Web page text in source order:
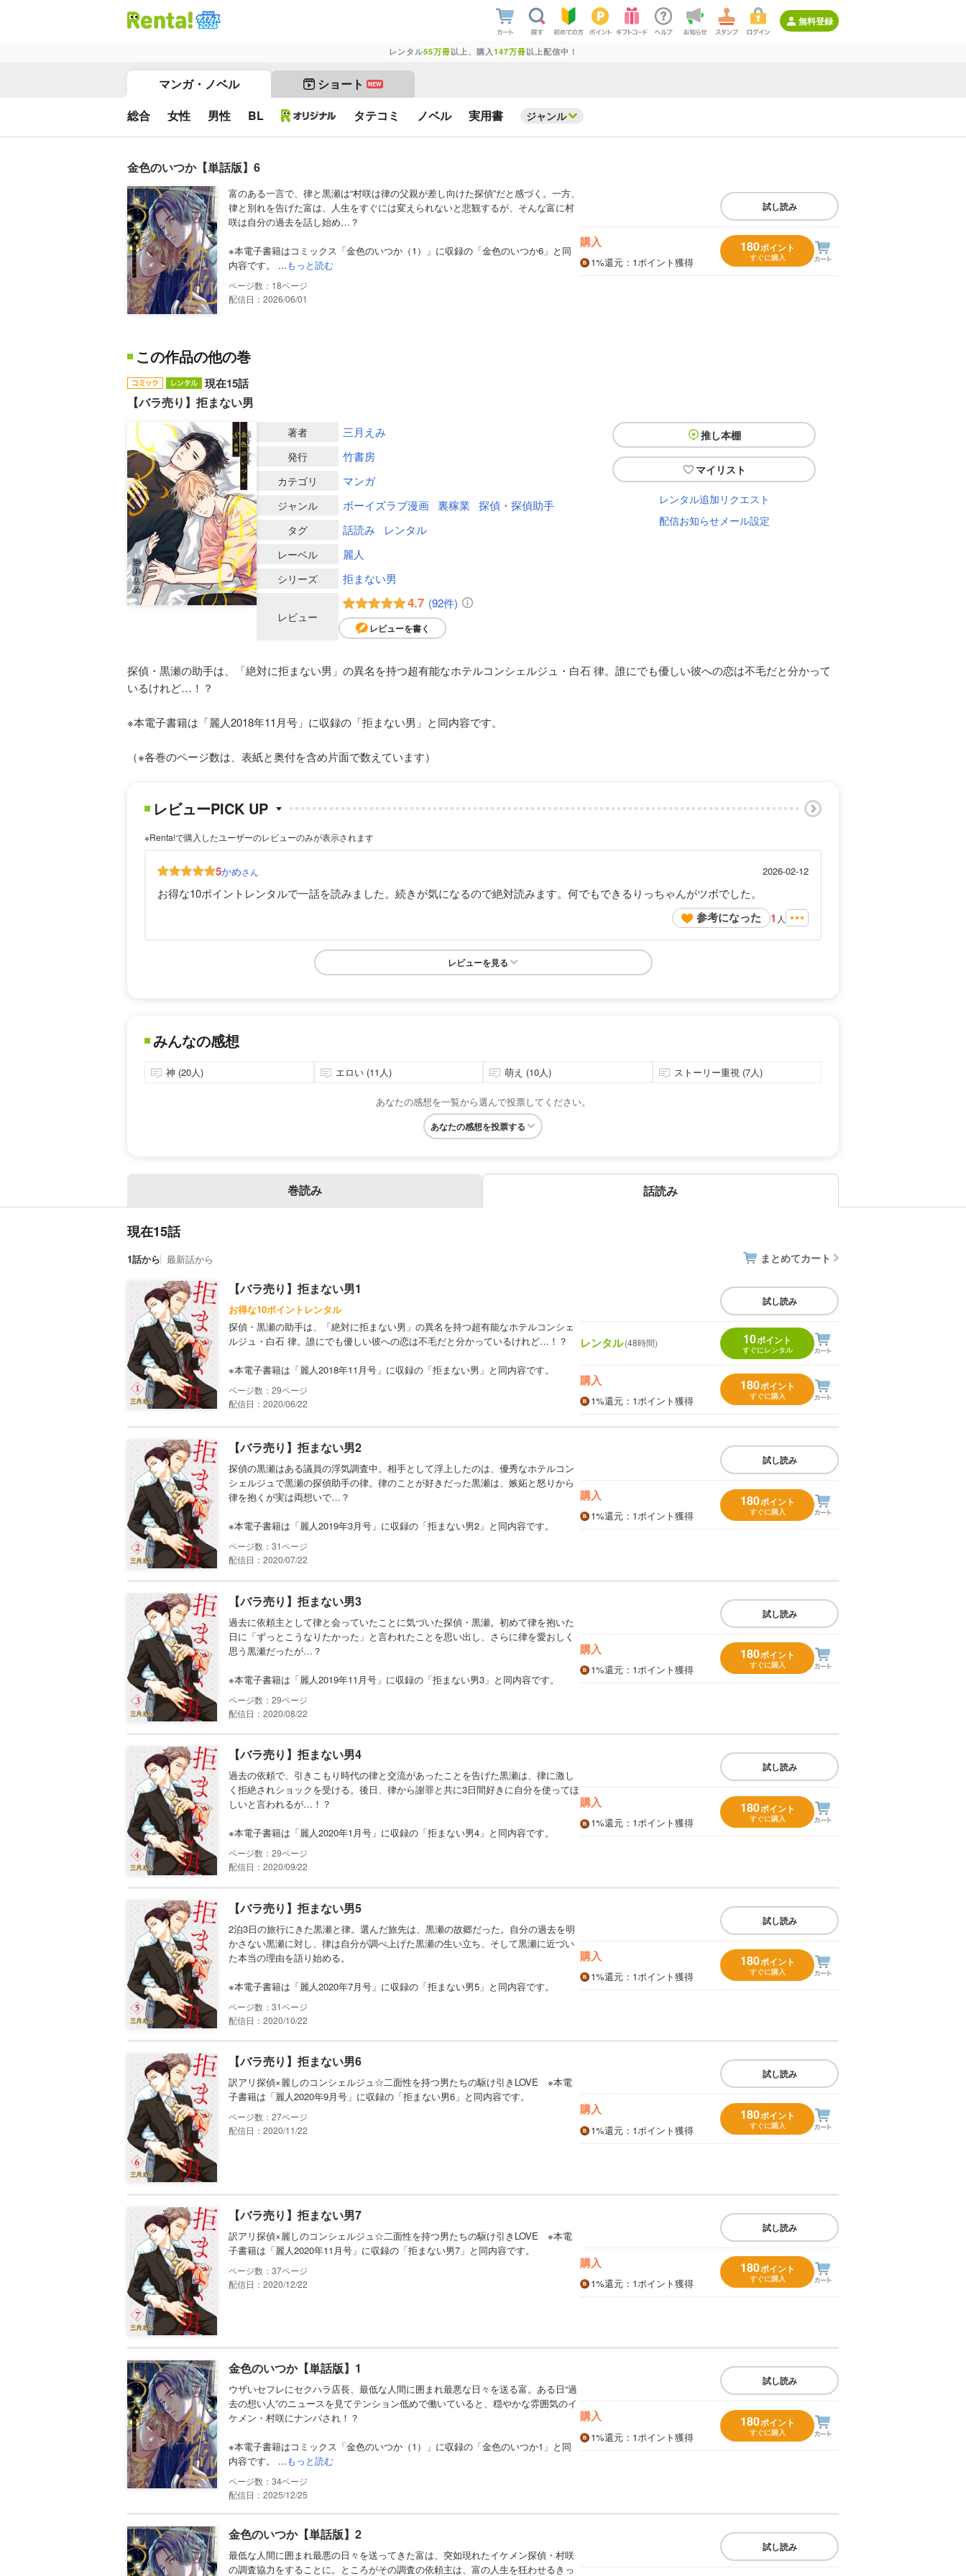
無料登録
レンタル55万冊以上、購入 147万冊以上配信中！
マンガ・ノベル ショート NEW
総合 女性 男性 BL タテコミ ノベル 実用書 ジャンル
金色のいつか【単話版】6
富のある一言で、律と黒瀬は“村咲は律の父親が差し向けた探偵”だと感づく。一方、
律と別れを告げた富は、人生をすぐには変えられないと悲観するが、そんな富に村
咲は自分の過去を話し始め…？
※本電子書籍はコミックス「金色のいつか（1）」に収録の「金色のいつか6」と同
内容です。 ...もっと読む
18
配信日：2026/06/01
試し読み
購入
1%還元 ：1ポイント獲得
180ポイント
すぐに購入
この作品の他の巻
現在15話
【バラ売り】拒まない男
推し本棚
マイリスト
レンタル追加リクエスト
配信お知らせメール設定
著者 三月えみ
発行 竹書房
カテゴリ マンガ
ジャンル ボーイズラブ漫画 裏稼業 探偵・探偵助手
タグ 話読み レンタル
レーベル 麗人
シリーズ 拒まない男
レビュー
4.7 (92件)
レビューを書く
探偵・黒瀬の助手は、「絶対に拒まない男」の異名を持つ超有能なホテルコンシェルジュ・白石 律。誰にでも優しい彼への恋は不毛だと分かって
いるけれど…！？
※本電子書籍は「麗人2018年11月号」に収録の「拒まない男」と同内容です。
（※各巻のページ数は、表紙と奥付を含め片面で数えています）
レビューPICK UP
※Renta!で購入したユーザーのレビューのみが表示されます
5かめさん 2026-02-12
お得な10ポイントレンタルで一話を読みました。続きが気になるので絶対読みます。何でもできるりっちゃんがツボでした。
参考になった 1 人
レビューを見る
みんなの感想
神 (20人) エロい (11人) 萌え (10人) ストーリー重視 (7人)
あなたの感想を一覧から選んで投票してください。
あなたの感想を投票する
巻読み 話読み
現在15話
1話から 最新話から まとめてカート
【バラ売り】拒まない男1
お得な10ポイントレンタル
探偵・黒瀬の助手は、「絶対に拒まない男」の異名を持つ超有能なホテルコンシェ
ルジュ・白石 律。誰にでも優しい彼への恋は不毛だと分かっているけれど…！？
※本電子書籍は「麗人2018年11月号」に収録の「拒まない男」と同内容です。
29
配信日：2020/06/22
試し読み
レンタル(48時間) 10ポイント
すぐにレンタル
購入
1%還元 ：1ポイント獲得
180ポイント
すぐに購入
【バラ売り】拒まない男2
探偵の黒瀬はある議員の浮気調査中。相手として浮上したのは、優秀なホテルコン
シェルジュで黒瀬の探偵助手の律。律のことが好きだった黒瀬は、嫉妬と怒りから
律を抱くが実は両想いで…？
※本電子書籍は「麗人2019年3月号」に収録の「拒まない男2」と同内容です。
31
配信日：2020/07/22
試し読み
購入
1%還元 ：1ポイント獲得
180ポイント
すぐに購入
【バラ売り】拒まない男3
過去に依頼主として律と会っていたことに気づいた探偵・黒瀬。初めて律を抱いた
日に「ずっとこうなりたかった」と言われたことを思い出し、さらに律を愛おしく
思う黒瀬だったが…？
※本電子書籍は「麗人2019年11月号」に収録の「拒まない男3」と同内容です。
29
配信日：2020/08/22
試し読み
購入
1%還元 ：1ポイント獲得
180ポイント
すぐに購入
【バラ売り】拒まない男4
過去の依頼で、引きこもり時代の律と交流があったことを告げた黒瀬は、律に激し
く拒絶されショックを受ける。後日、律から謝罪と共に3日間好きに自分を使ってほ
しいと言われるが…！？
※本電子書籍は「麗人2020年1月号」に収録の「拒まない男4」と同内容です。
29
配信日：2020/09/22
試し読み
購入
1%還元 ：1ポイント獲得
180ポイント
すぐに購入
【バラ売り】拒まない男5
2泊3日の旅行にきた黒瀬と律。選んだ旅先は、黒瀬の故郷だった。自分の過去を明
かさない黒瀬に対し、律は自分が調べ上げた黒瀬の生い立ち、そして黒瀬に近づい
た本当の理由を語り始める。
※本電子書籍は「麗人2020年7月号」に収録の「拒まない男5」と同内容です。
31
配信日：2020/10/22
試し読み
購入
1%還元 ：1ポイント獲得
180ポイント
すぐに購入
【バラ売り】拒まない男6
訳アリ探偵×麗しのコンシェルジュ☆二面性を持つ男たちの駆け引きLOVE ※本電
子書籍は「麗人2020年9月号」に収録の「拒まない男6」と同内容です。
27
配信日：2020/11/22
試し読み
購入
1%還元 ：1ポイント獲得
180ポイント
すぐに購入
【バラ売り】拒まない男7
訳アリ探偵×麗しのコンシェルジュ☆二面性を持つ男たちの駆け引きLOVE ※本電
子書籍は「麗人2020年11月号」に収録の「拒まない男7」と同内容です。
37
配信日：2020/12/22
試し読み
購入
1%還元 ：1ポイント獲得
180ポイント
すぐに購入
金色のいつか【単話版】1
ウザいセフレにセクハラ店長、最低な人間に囲まれ最悪な日々を送る富。ある日“過
去の想い人”のニュースを見てテンション低めで働いていると、穏やかな雰囲気のイ
ケメン・村咲にナンパされ！？
※本電子書籍はコミックス「金色のいつか（1）」に収録の「金色のいつか1」と同
内容です。 ...もっと読む
34
配信日：2025/12/25
試し読み
購入
1%還元 ：1ポイント獲得
180ポイント
すぐに購入
金色のいつか【単話版】2
最低な人間に囲まれ最悪の日々を送ってきた富は、突如現れたイケメン探偵・村咲
の調査協力をすることに。ところがその調査の依頼主は、富の人生を狂わせるきっ
試し読み